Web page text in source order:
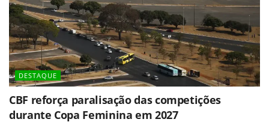
DESTAQUE
CBF reforça paralisação das competições
durante Copa Feminina em 2027